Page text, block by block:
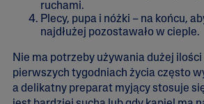
ruchami.
Plecy, pupa i nóżki – na końcu,
najdłużej pozostawało w cieple.
Nie ma potrzeby używania dużej
pierwszych tygodniach życia często
a delikatny preparat myjący stosuje